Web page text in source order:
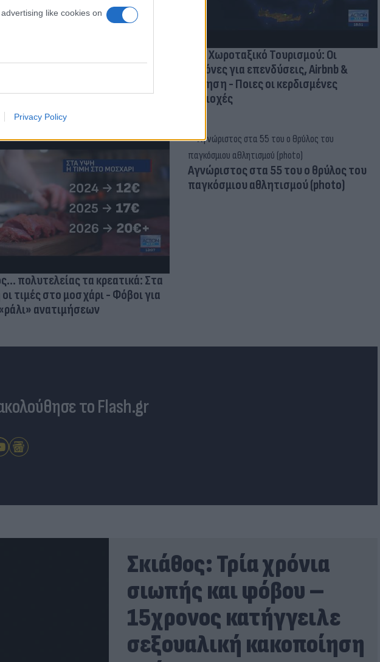
like cookies on
Privacy Policy
Νέο Χωροταξικό Τουρισμού: Οι
κανόνες για επενδύσεις, Airbnb &
δόμηση - Ποιες οι κερδισμένες
περιοχές
πολυτελείας τα κρεατικά: Στα
τιμές στο μοσχάρι - Φόβοι για
ανατιμήσεων
Aγνώριστος στα 55 του ο θρύλος του
παγκόσμιου αθλητισμού (photo)
το Flash.gr
Σκιάθος: Τρία χρόνια
σιωπής και φόβου –
15χρονος κατήγγειλε
σεξουαλική κακοποίηση